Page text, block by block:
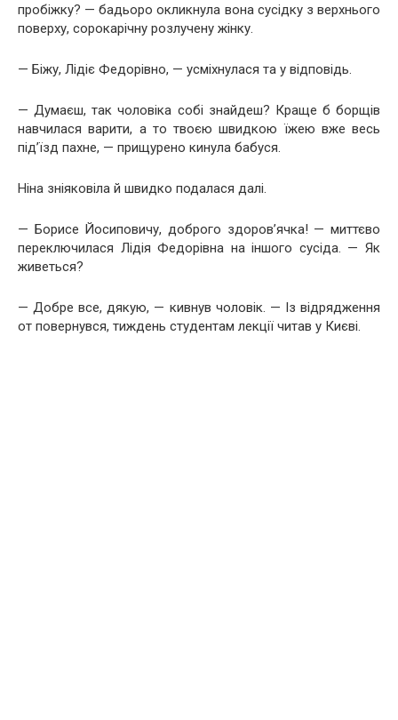
пробіжку? — бадьоро окликнула вона сусідку з верхнього
поверху, сорокарічну розлучену жінку.
— Біжу, Лідіє Федорівно, — усміхнулася та у відповідь.
— Думаєш, так чоловіка собі знайдеш? Краще б борщів
навчилася варити, а то твоєю швидкою їжею вже весь
під’їзд пахне, — прищурено кинула бабуся.
Ніна зніяковіла й швидко подалася далі.
— Борисе Йосиповичу, доброго здоров’ячка! — миттєво
переключилася Лідія Федорівна на іншого сусіда. — Як
живеться?
— Добре все, дякую, — кивнув чоловік. — Із відрядження
от повернувся, тиждень студентам лекції читав у Києві.